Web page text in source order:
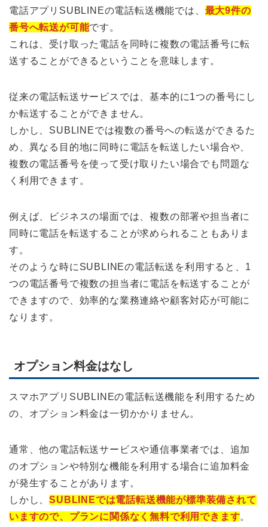
電話アプリSUBLINEの電話転送機能では、 最大9件の
番号へ転送が可能です。
これは、受け取った電話を同時に複数の電話番号に転
送することができるということを意味します。
従来の電話転送サービスでは、基本的に1つの番号にし
か転送することができません。
しかし、SUBLINEでは複数の番号への転送ができるた
め、異なる目的地に同時に電話を転送したい場合や、
複数の電話番号を使って受け取りたい場合でも問題な
く利用できます。
例えば、ビジネスの場面では、複数の部署や担当者に
同時に電話を転送することが求められることもありま
す。
そのような時にSUBLINEの電話転送を利用すると、1
つの電話番号で複数の担当者に電話を転送することが
できますので、効率的な業務連絡や顧客対応が可能に
なります。
オプション料金はなし
スマホアプリSUBLINEの電話転送機能を利用するため
の、オプション料金は一切かかりません。
通常、他の電話転送サービスや通信事業者では、追加
のオプションや特別な機能を利用する場合に追加料金
が発生することがあります。
しかし、SUBLINEでは電話転送機能が標準装備されて
いますので、プランに関係なく無料で利用できます。